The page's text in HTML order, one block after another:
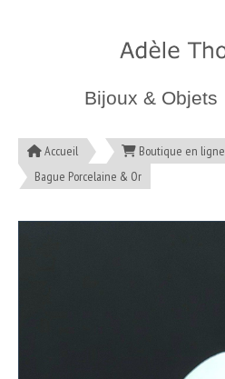
Bijoux & Objets
Accueil Boutique en ligne
Bague Porcelaine & Or